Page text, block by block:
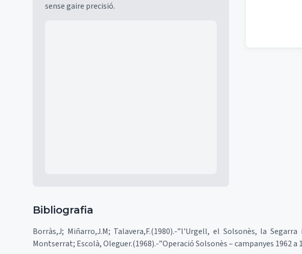
sense gaire precisió.
Bibliografia
Borràs,J; Miñarro,J.M; Talavera,F.(1980).-”l'Urgell, el Solsonès, la
Montserrat; Escolà, Oleguer.(1968).-”Operació Solsonès – campanyes 1962